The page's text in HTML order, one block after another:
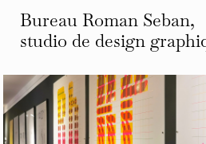
Bureau Roman Seban,
studio de design
tous les